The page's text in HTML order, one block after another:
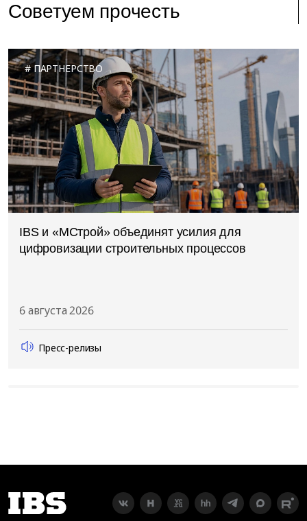
Советуем прочесть
ПАРТНЕРСТВО
IBS и «МСтрой» объединят усилия для
цифровизации строительных процессов
6 августа 2026
Пресс-релизы